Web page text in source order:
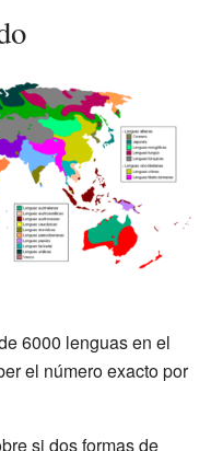
6000 lenguas en el
el número exacto por
si dos formas de